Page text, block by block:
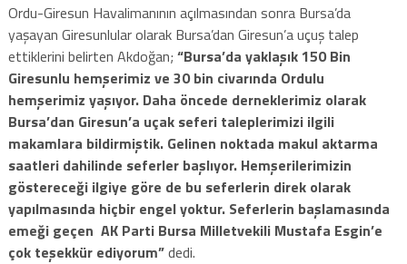
Ordu-Giresun Havalimanının açılmasından sonra Bursa’da
yaşayan Giresunlular olarak Bursa’dan Giresun’a uçuş talep
ettiklerini belirten Akdoğan; “Bursa’da yaklaşık 150 Bin
Giresunlu hemşerimiz ve 30 bin civarında Ordulu
hemşerimiz yaşıyor. Daha öncede derneklerimiz olarak
Bursa’dan Giresun’a uçak seferi taleplerimizi ilgili
makamlara bildirmiştik. Gelinen noktada makul aktarma
saatleri dahilinde seferler başlıyor. Hemşerilerimizin
göstereceği ilgiye göre de bu seferlerin direk olarak
yapılmasında hiçbir engel yoktur. Seferlerin başlamasında
emeği geçen AK Parti Bursa Milletvekili Mustafa Esgin’e
çok teşekkür ediyorum”dedi.